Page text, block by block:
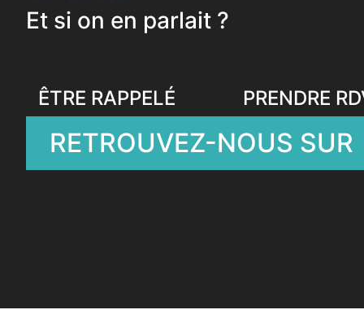
Et si on en parlait ?
ÊTRE RAPPELÉ PRENDRE
RETROUVEZ-NOUS SUR